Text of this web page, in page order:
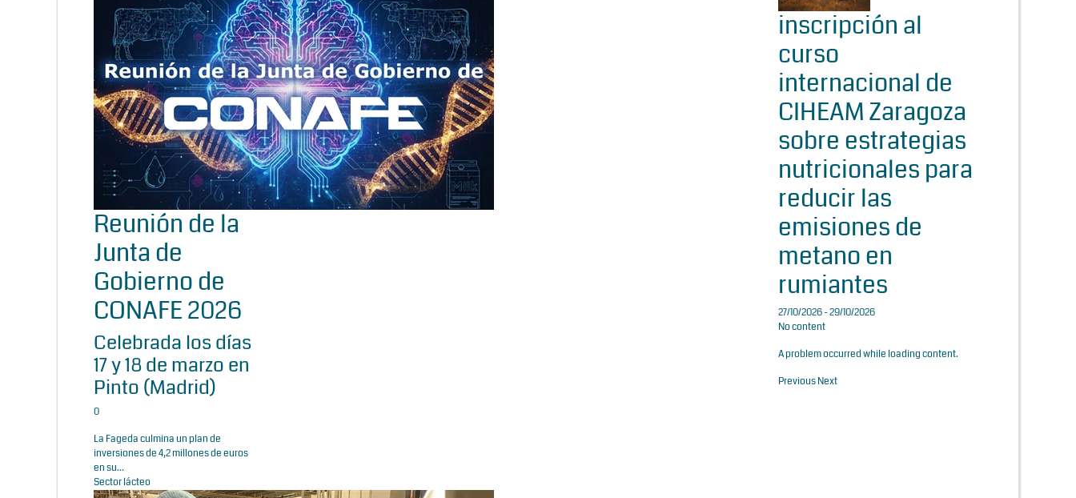
Reunión de la
Junta de
Gobierno de
CONAFE 2026
Celebrada los días
17 y 18 de marzo en
Pinto (Madrid)
0
La Fageda culmina un plan de
inversiones de 4,2 millones de euros
en su...
Sector lácteo
inscripción al
curso
internacional de
CIHEAM Zaragoza
sobre estrategias
nutricionales para
reducir las
emisiones de
metano en
rumiantes
27/10/2026 - 29/10/2026
No content
A problem occurred while loading content.
PreviousNext